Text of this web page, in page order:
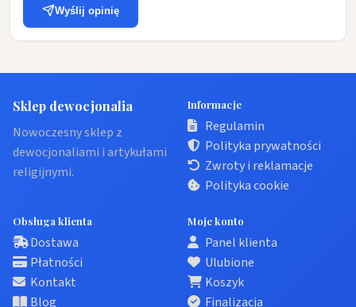
Wyślij opinię
Sklep dewocjonalia
Nowoczesny sklep z
dewocjonaliami i artykułami
religijnymi.
Informacje
Regulamin
Polityka prywatności
Zwroty i reklamacje
Polityka cookie
Obsługa klienta
Dostawa
Płatności
Kontakt
Blog
Moje konto
Panel klienta
Ulubione
Koszyk
Finalizacja